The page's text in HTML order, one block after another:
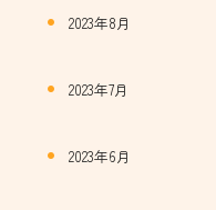
2023年8月
2023年7月
2023年6月